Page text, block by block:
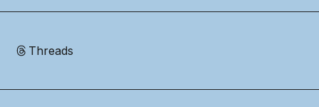
Threads